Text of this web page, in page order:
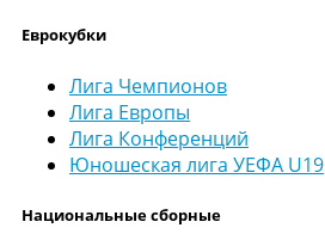
Еврокубки
Лига Чемпионов
Лига Европы
Лига Конференций
Юношеская лига УЕФА U19
Национальные сборные